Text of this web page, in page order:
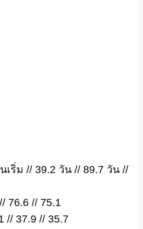
เริ่ม // 39.2 วัน // 89.7 วัน //
76.6 // 75.1
// 37.9 // 35.7